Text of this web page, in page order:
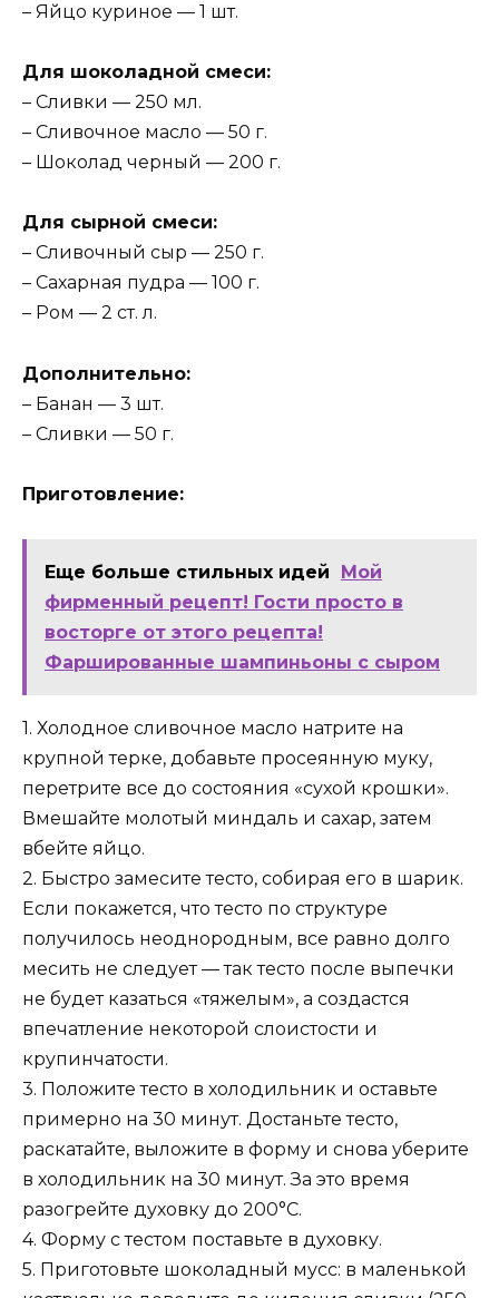
– Яйцо куриное — 1 шт.
Для шоколадной смеси:
– Сливки — 250 мл.
– Сливочное масло — 50 г.
– Шоколад черный — 200 г.
Для сырной смеси:
– Сливочный сыр — 250 г.
– Сахарная пудра — 100 г.
– Ром — 2 ст. л.
Дополнительно:
– Банан — 3 шт.
– Сливки — 50 г.
Приготовление:
Еще больше стильных идей
Мой
фирменный рецепт! Гости просто в
восторге от этого рецепта!
Фаршированные шампиньоны с сыром
1. Холодное сливочное масло натрите на
крупной терке, добавьте просеянную муку,
перетрите все до состояния «сухой крошки».
Вмешайте молотый миндаль и сахар, затем
вбейте яйцо.
2. Быстро замесите тесто, собирая его в шарик.
Если покажется, что тесто по структуре
получилось неоднородным, все равно долго
месить не следует — так тесто после выпечки
не будет казаться «тяжелым», а создастся
впечатление некоторой слоистости и
крупинчатости.
3. Положите тесто в холодильник и оставьте
примерно на 30 минут. Достаньте тесто,
раскатайте, выложите в форму и снова уберите
в холодильник на 30 минут. За это время
разогрейте духовку до 200°C.
4. Форму с тестом поставьте в духовку.
5. Приготовьте шоколадный мусс: в маленькой